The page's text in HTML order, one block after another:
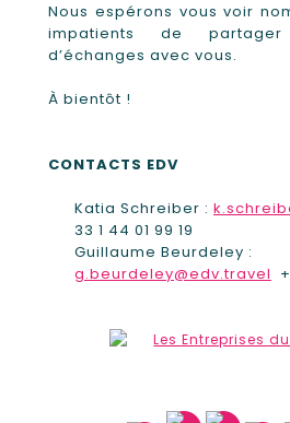
Nous espérons vous voir
impatients de
d’échanges avec vous.
À bientôt !
CONTACTS EDV
Katia Schreiber :
33 1 44 01 99 19
Guillaume Beurdeley :
g.beurdeley@edv.travel